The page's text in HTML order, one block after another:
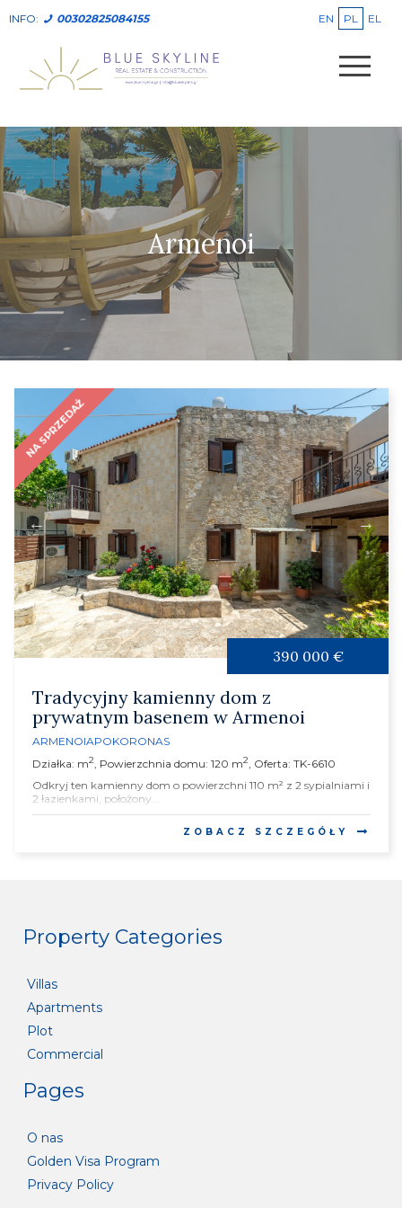
INFO: 00302825084155 EN PL EL
Armenoi
NA SPRZEDAŻ
390 000 €
Tradycyjny kamienny dom z
prywatnym basenem w Armenoi
ARMENOIAPOKORONAS
Działka: m2, Powierzchnia domu: 120 m2, Oferta: TK-6610
Odkryj ten kamienny dom o powierzchni 110 m² z 2 sypialniami i
2 łazienkami, położony...
ZOBACZ SZCZEGÓŁY
Property Categories
Villas
Apartments
Plot
Commercial
Pages
O nas
Golden Visa Program
Privacy Policy